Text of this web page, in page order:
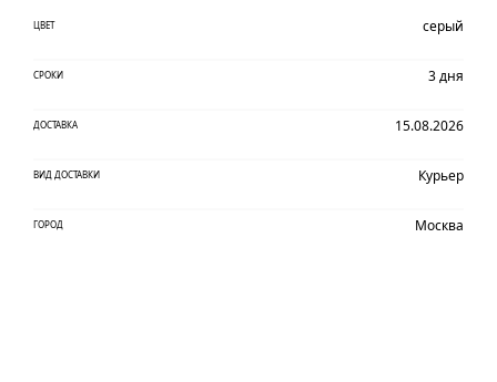
ЦВЕТ серый
СРОКИ 3 дня
ДОСТАВКА 15.08.2026
ВИД ДОСТАВКИ Курьер
ГОРОД Москва